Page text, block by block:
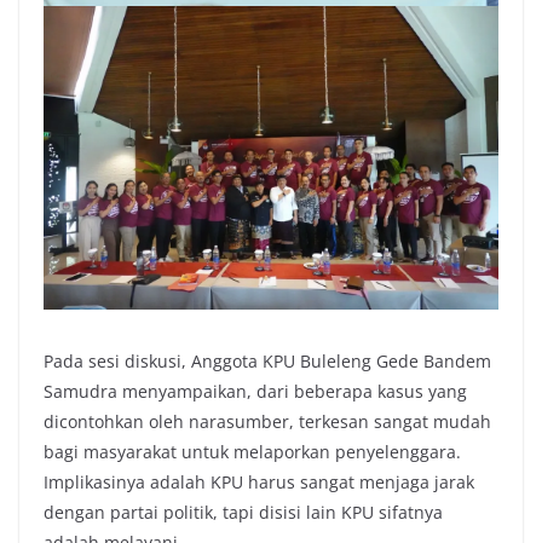
Pada sesi diskusi, Anggota KPU Buleleng Gede Bandem
Samudra menyampaikan, dari beberapa kasus yang
dicontohkan oleh narasumber, terkesan sangat mudah
bagi masyarakat untuk melaporkan penyelenggara.
Implikasinya adalah KPU harus sangat menjaga jarak
dengan partai politik, tapi disisi lain KPU sifatnya